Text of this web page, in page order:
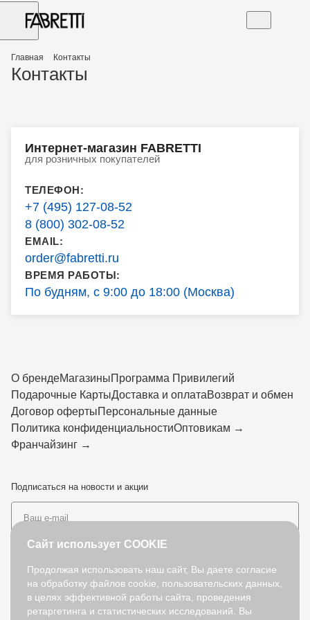
Главная Контакты
Контакты
Интернет-магазин FABRETTI
для розничных покупателей
ТЕЛЕФОН:
+7 (495) 127-08-52
8 (800) 302-08-52
EMAIL:
order@fabretti.ru
ВРЕМЯ РАБОТЫ:
По будням, с 9:00 до 18:00 (Москва)
Сайт использует COOKIE
Продолжая использовать наш сайт, Вы даете согласие
на обработку файлов cookie, пользовательских данных,
в целях эффективной работы сайта, проведения
ретаргетинга и статистических исследований. Вы
О брендеМагазиныПрограмма Привилегий
Подарочные КартыДоставка и оплатаВозврат и обмен
Договор офертыПерсональные данные
Политика конфиденциальностиОптовикам →
Франчайзинг →
Подписаться на новости и акции
+7 (495) 127-08-52
order@fabretti.ru